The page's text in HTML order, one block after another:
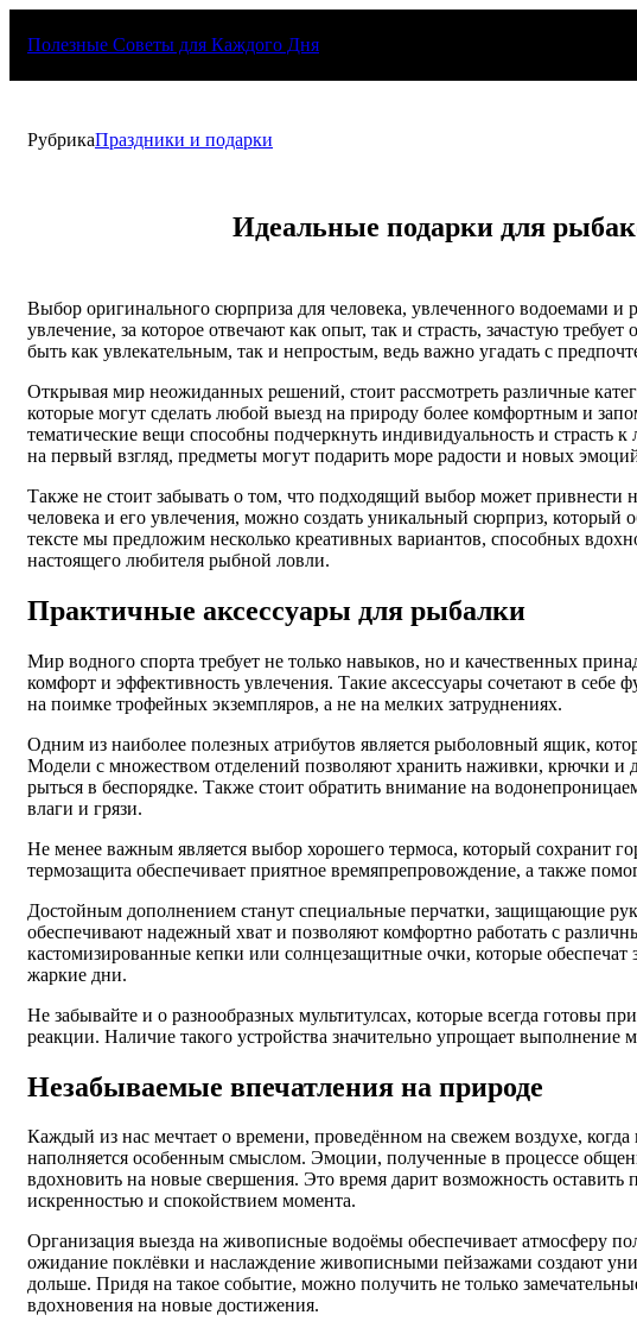
Полезные Советы для Каждого Дня
РубрикаПраздники и подарки
Идеальные подарки для
Выбор оригинального сюрприза для человека, увлеченного водоемами
увлечение, за которое отвечают как опыт, так и страсть, зачастую
быть как увлекательным, так и непростым, ведь важно угадать с
Открывая мир неожиданных решений, стоит рассмотреть различные
которые могут сделать любой выезд на природу более комфортным и
тематические вещи способны подчеркнуть индивидуальность и
на первый взгляд, предметы могут подарить море радости и новых
Также не стоит забывать о том, что подходящий выбор может привнести
человека и его увлечения, можно создать уникальный сюрприз, который
тексте мы предложим несколько креативных вариантов, способных
настоящего любителя рыбной ловли.
Практичные аксессуары для рыбалки
Мир водного спорта требует не только навыков, но и качественных
комфорт и эффективность увлечения. Такие аксессуары сочетают в себе
на поимке трофейных экземпляров, а не на мелких затруднениях.
Одним из наиболее полезных атрибутов является рыболовный ящик,
Модели с множеством отделений позволяют хранить наживки, крючки и
рыться в беспорядке. Также стоит обратить внимание на
влаги и грязи.
Не менее важным является выбор хорошего термоса, который сохранит
термозащита обеспечивает приятное времяпрепровождение, а также
Достойным дополнением станут специальные перчатки, защищающие
обеспечивают надежный хват и позволяют комфортно работать с
кастомизированные кепки или солнцезащитные очки, которые обеспечат
жаркие дни.
Не забывайте и о разнообразных мультитулсах, которые всегда готовы
реакции. Наличие такого устройства значительно упрощает выполнение
Незабываемые впечатления на природе
Каждый из нас мечтает о времени, проведённом на свежем воздухе,
наполняется особенным смыслом. Эмоции, полученные в процессе
вдохновить на новые свершения. Это время дарит возможность оставить
искренностью и спокойствием момента.
Организация выезда на живописные водоёмы обеспечивает атмосферу
ожидание поклёвки и наслаждение живописными пейзажами создают
дольше. Придя на такое событие, можно получить не только
вдохновения на новые достижения.